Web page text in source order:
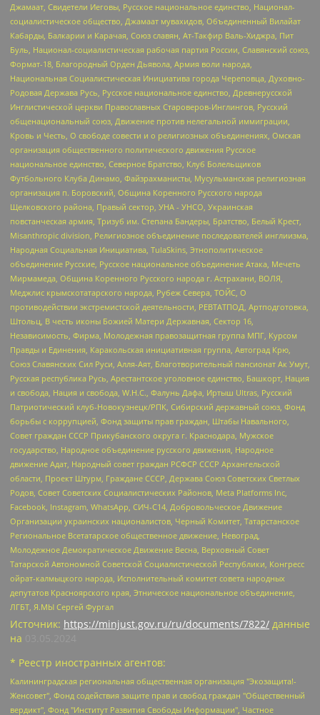
Джамаат, Свидетели Иеговы, Русское национальное единство, Национал-
социалистическое общество, Джамаат мувахидов, Объединенный Вилайат
Кабарды, Балкарии и Карачая, Союз славян, Ат-Такфир Валь-Хиджра, Пит
Буль, Национал-социалистическая рабочая партия России, Славянский союз,
Формат-18, Благородный Орден Дьявола, Армия воли народа,
Национальная Социалистическая Инициатива города Череповца, Духовно-
Родовая Держава Русь, Русское национальное единство, Древнерусской
Инглистической церкви Православных Староверов-Инглингов, Русский
общенациональный союз, Движение против нелегальной иммиграции,
Кровь и Честь, О свободе совести и о религиозных объединениях, Омская
организация общественного политического движения Русское
национальное единство, Северное Братство, Клуб Болельщиков
Футбольного Клуба Динамо, Файзрахманисты, Мусульманская религиозная
организация п. Боровский, Община Коренного Русского народа
Щелковского района, Правый сектор, УНА - УНСО, Украинская
повстанческая армия, Тризуб им. Степана Бандеры, Братство, Белый Крест,
Misanthropic division, Религиозное объединение последователей инглиизма,
Народная Социальная Инициатива, TulaSkins, Этнополитическое
объединение Русские, Русское национальное объединение Атака, Мечеть
Мирмамеда, Община Коренного Русского народа г. Астрахани, ВОЛЯ,
Меджлис крымскотатарского народа, Рубеж Севера, ТОЙС, О
противодействии экстремистской деятельности, РЕВТАТПОД, Артподготовка,
Штольц, В честь иконы Божией Матери Державная, Сектор 16,
Независимость, Фирма, Молодежная правозащитная группа МПГ, Курсом
Правды и Единения, Каракольская инициативная группа, Автоград Крю,
Союз Славянских Сил Руси, Алля-Аят, Благотворительный пансионат Ак Умут,
Русская республика Русь, Арестантское уголовное единство, Башкорт, Нация
и свобода, Нация и свобода, W.H.С., Фалунь Дафа, Иртыш Ultras, Русский
Патриотический клуб-Новокузнецк/РПК, Сибирский державный союз, Фонд
борьбы с коррупцией, Фонд защиты прав граждан, Штабы Навального,
Совет граждан СССР Прикубанского округа г. Краснодара, Мужское
государство, Народное объединение русского движения, Народное
движение Адат, Народный совет граждан РСФСР СССР Архангельской
области, Проект Штурм, Граждане СССР, Держава Союз Советских Светлых
Родов, Совет Советских Социалистических Районов, Meta Platforms Inc,
Facebook, Instagram, WhatsApp, СИЧ-С14, Добровольческое Движение
Организации украинских националистов, Черный Комитет, Татарстанское
Региональное Всетатарское общественное движение, Невоград,
Молодежное Демократическое Движение Весна, Верховный Совет
Татарской Автономной Советской Социалистической Республики, Конгресс
ойрат-калмыцкого народа, Исполнительный комитет совета народных
депутатов Красноярского края, Этническое национальное объединение,
ЛГБТ, Я.МЫ Сергей Фургал
Источник: https://minjust.gov.ru/ru/documents/7822/ данные
на
* Реестр иностранных агентов:
Калининградская региональная общественная организация "Экозащита!-Женсовет", Фонд содействия защите прав и свобод граждан "Общественный вердикт", Фонд "Институт Развития Свободы Информации", Частное учреждение "Информационное агентство МЕМО. РУ", Региональная общественная организация "Общественная комиссия по сохранению наследия академика Сахарова", Фонд поддержки свободы прессы, Санкт-Петербургская общественная правозащитная организация "Гражданский контроль", Межрегиональная общественная организация "Информационно-просветительский центр "Мемориал", Региональный Фонд "Центр Защиты Прав Средств Массовой Информации", с 05.12.2023 Фонд "Центр Защиты Прав Средств массовой информации", Региональная общественная благотворительная организация помощи беженцам и мигрантам "Гражданское содействие", Негосударственное образовательное учреждение дополнительного профессионального образования (повышение квалификации) специалистов "АКАДЕМИЯ ПО ПРАВАМ ЧЕЛОВЕКА", Свердловская региональная общественная организация "Сутяжник", Автономная некоммерческая организация "Центр независимых социологических исследований", Союз общественных объединений "Российский исследовательский центр по правам человека", Региональное общественное учреждение научно-информационный центр "МЕМОРИАЛ", Некоммерческая организация "Фонд защиты гласности", Автономная некоммерческая организация "Институт прав человека", Городская общественная организация "Екатеринбургское общество "МЕМОРИАЛ", Городская общественная организация "Рязанское историко-просветительское и правозащитное общество "Мемориал" (Рязанский Мемориал), Челябинский региональный орган общественной самодеятельности – женское общественное объединение "Женщины Евразии", Челябинский региональный орган общественной самодеятельности "Уральская правозащитная группа", Фонд содействия защите здоровья и социальной справедливости имени Андрея Рылькова, Автономная Некоммерческая Организация "Аналитический Центр Юрия Левады", Автономная некоммерческая организация социальной поддержки населения "Проект Апрель", Региональная общественная организация помощи женщинам и детям, находящимся в кризисной ситуации "Информационно-методический центр "Анна", Фонд содействия развитию массовых коммуникаций и правовому просвещению "Так-так-Так", Фонд содействия устойчивому развитию "Серебряная тайга", Свердловский региональный общественный фонд социальных проектов "Новое время", "Idel.Реалии", Кавказ.Реалии, Крым.Реалии, Телеканал Настоящее Время, Татаро-башкирская служба Радио Свобода (Azatliq Radiosi), Радио Свободная Европа/Радио Свобода (PCE/PC), "Сибирь.Реалии", "Фактограф", Благотворительный фонд помощи осужденным и их семьям, Автономная некоммерческая организация "Институт глобализации и социальных движений", Фонд "В защиту прав заключенных", Частное учреждение "Центр поддержки и содействия развитию средств массовой информации", Пензенский региональный общественный благотворительный фонд "Гражданский союз", "Север.Реалии", Некоммерческая организация Фонд "Правовая инициатива", Общество с ограниченной ответственностью "Радио Свободная Европа/Радио Свобода", Чешское информационное агентство "MEDIUM-ORIENT", Красноярская региональная общественная организация "Мы против СПИДа", Камалягин Денис Николаевич, Маркелов Сергей Евгеньевич, Пономарев Лев Александрович, Савицкая Людмила Алексеевна, Автономная некоммерческая организация "Центр по работе с проблемой насилия "НАСИЛИЮ.НЕТ", Межрегиональный профессиональный союз работников здравоохранения "Альянс врачей", Юридическое лицо, зарегистрированное в Латвийской Республике, SIA "Medusa Project" (регистрационный номер 40103797863, дата регистрации 10.06.2014), Некоммерческая организация "Фонд по борьбе с коррупцией", Автономная некоммерческая организация "Институт права и публичной политики", Баданин Роман Сергеевич, Гликин Максим Александрович, Железнова Мария Михайловна, Лукьянова Юлия Сергеевна, Маетная Елизавета Витальевна, Маняхин Петр Борисович, Чуракова Ольга Владимировна, Ярош Юлия Петровна, Юридическое лицо "The Insider SIA", зарегистрированное в Риге, Латвийская Республика (дата регистрации 26.06.2015), являющееся администратором доменного имени интернет-издания "The Insider SIA", https://theins.ru, Постернак Алексей Евгеньевич, Рубин Михаил Аркадьевич, Анин Роман Александрович, Юридическое лицо Istories fonds, зарегистрированное в Латвийской Республике (регистрационный номер 50008295751, дата регистрации 24.02.2020), Великовский Дмитрий Александрович, Долинина Ирина Николаевна, Мароховская Алеся Алексеевна, Шлейнов Роман Юрьевич, Шмагун Олеся Валентиновна, Общество с ограниченной ответственностью "Альтаир 2021", Общество с ограниченной ответственностью "Вега 2021", Общество с ограниченной ответственностью "Главный редактор 2021", Общество с ограниченной ответственностью "Ромашки монолит", Важенков Артем Валерьевич, Ивановская областная общественная организация "Центр гендерных исследований", Гурман Юрий Альбертович, Медиапроект "ОВД-Инфо", Егоров Владимир Владимирович, Жилинский Владимир Александрович, Общество с ограниченной ответственностью "ЗП", Иванова София Юрьевна, Карезина Инна Павловна, Кильтау Екатерина Викторовна, Петров Алексей Викторович, Пискунов Сергей Евгеньевич, Смирнов Сергей Сергеевич, Тихонов Михаил Сергеевич, Общество с ограниченной ответственностью "ЖУРНАЛИСТ-ИНОСТРАННЫЙ АГЕНТ", Арапова Галина Юрьевна, Вольтская Татьяна Анатольевна, Американская компания "Mason G.E.S. Anonymous Foundation" (США), являющаяся владельцем интернет-издания https://mnews.world/, Компания "Stichting Bellingcat", зарегистрированная в Нидерландах (дата регистрации 11.07.2018), Захаров Андрей Вячеславович, Клепиковская Екатерина Дмитриевна, Общество с ограниченной ответственностью "МЕМО", Перл Роман Александрович, Симонов Евгений Алексеевич, Соловьева Елена Анатольевна, Сотников Даниил Владимирович, Сурначева Елизавета Дмитриевна, Автономная некоммерческая организация по защите прав человека и информированию населения "Якутия – Наше Мнение", Общество с ограниченной ответственностью "Москоу диджитал медиа", с 26.01.2023 Общество с ограниченной ответственностью "Чайка Белые сады", Ветошкина Валерия Валерьевна, Заговора Максим Александрович, Межрегиональное общественное движение "Российская ЛГБТ - сеть", Оленичев Максим Владимирович, Павлов Иван Юрьевич, Скворцова Елена Сергеевна, Общество с ограниченной ответственностью "Как бы инагент", Кочетков Игорь Викторович, Общество с ограниченной ответственностью "Честные выборы", Еланчик Олег Александрович, Общество с ограниченной ответственностью "Нобелевский призыв", Гималова Регина Эмилевна, Григорьев Андрей Валерьевич, Григорьева Алина Александровна, Ассоциация по содействию защите прав призывников, альтернативнослужащих и военнослужащих "Правозащитная группа "Гражданин.Армия.Право", Хисамова Регина Фаритовна, Автономная некоммерческая организация по реализации социально-правовых программ "Лилит", Дальневосточное общественное движение "Маяк", Санкт-Петербургская ЛГБТ-инициативная группа "Выход", Инициативная группа ЛГБТ+ "Реверс", Алексеев Андрей Викторович, Бекбулатова Таисия Львовна, Беляев Иван Михайлович, Владыкина Елена Сергеевна, Гельман Марат Александрович, Никульшина Вероника Юрьевна, Толоконникова Надежда Андреевна, Шендерович Виктор Анатольевич, Общество с ограниченной ответственностью "Данное сообщение", Общество с ограниченной ответственностью Издательский дом "Новая глава", Айнбиндер Александра Александровна, Московский комьюнити-центр для ЛГБТ+инициатив, Благотворительный фонд развития филантропии, Deutsche Welle (Германия, Kurt-Schumacher-Strasse 3, 53113 Bonn), Борзунова Мария Михайловна, Воробьев Виктор Викторович, Голубева Анна Львовна, Константинова Алла Михайловна, Малкова Ирина Владимировна, Мурадов Мурад Абдулгалимович, Осетинская Елизавета Николаевна, Понасенков Евгений Николаевич, Ганапольский Матвей Юрьевич, Киселев Евгений Алексеевич, Борухович Ирина Григорьевна, Дремин Иван Тимофеевич, Дубровский Дмитрий Викторович, Красноярская региональная общественная организация поддержки и развития альтернативных образовательных технологий и межкультурных коммуникаций "ИНТЕРРА", Маяковская Екатерина Алексеевна, Фейгин Марк Захарович, Филимонов Андрей Викторович, Дзугкоева Регина Николаевна, Доброхотов Роман Александрович, Дудь Юрий Александрович, Елкин Сергей Владимирович, Кругликов Кирилл Игоревич, Сабунаева Мария Леонидовна, Семенов Алексей Владимирович, Шаинян Карен Багратович, Шульман Екатерина Михайловна, Асафьев Артур Валерьевич, Вахштайн Виктор Семенович, Венедиктов Алексей Алексеевич, Лушникова Екатерина Евгеньевна, Волков Леонид Михайлович, Невзоров Александр Глебович, Пархоменко Сергей Борисович, Сироткин Ярослав Николаевич, Кара-Мурза Владимир Владимирович, Баранова Наталья Владимировна, Гозман Леонид Яковлевич, Кагарлицкий Борис Юльевич, Климарев Михаил Валерьевич, Милов Владимир Станиславович, Автономная некоммерческая организация Краснодарский центр современного искусства "Типография", Моргенштерн Алишер Тагирович, Соболь Любовь Эдуардовна, Общество с ограниченной ответственностью "ЛИЗА НОРМ", Каспаров Гарри Кимович, Ходорковский Михаил Борисович, Общество с ограниченной ответственностью "Апрельские тезисы", Данилович Ирина Брониславовна, Кашин Олег Владимирович, Петров Николай Владимирович, Пивоваров Алексей Владимирович, Соколов Михаил Владимирович, Цветкова Юлия Владимировна, Чичваркин Евгений Александрович, Комитет против пыток/Команда против пыток, Общество с ограниченной ответственностью "Первый научный", Общество с ограниченной ответственностью "Вертолет и ко", Белоцерковская Вероника Борисовна, Кац Максим Евгеньевич, Лазарева Татьяна Юрьевна, Шаведдинов Руслан Табризович, Яшин Илья Валерьевич, Общество с ограниченной ответственностью "Иноагент ААВ", Алешковский Дмитрий Петрович, Альбац Евгения Марковна, Быков Дмитрий Львович, Галямина Юлия Евгеньевна, Лойко Сергей Леонидович, Мартынов Кирилл Константинович, Медведев Сергей Александрович, Крашенинников Федор Геннадиевич, Гордеева Катерина Вл